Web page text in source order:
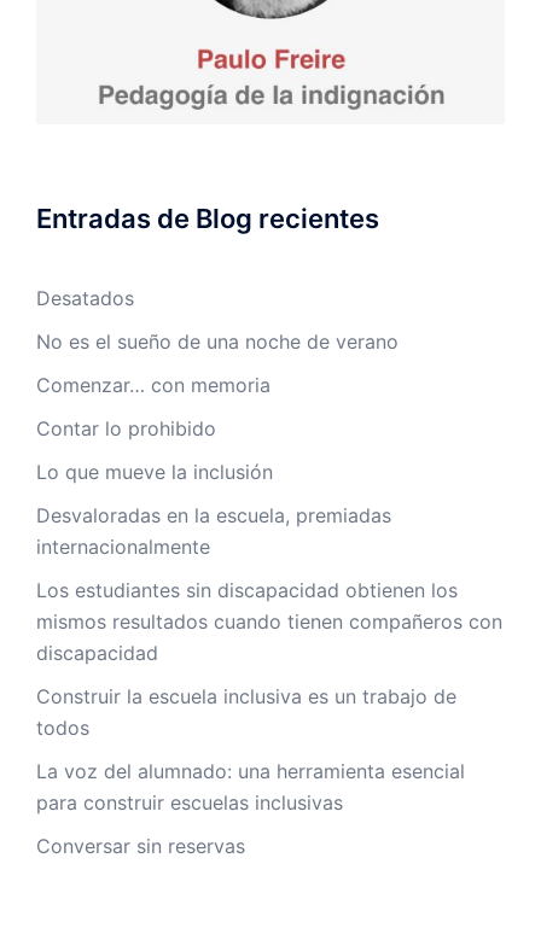
Entradas de Blog recientes
Desatados
No es el sueño de una noche de verano
Comenzar… con memoria
Contar lo prohibido
Lo que mueve la inclusión
Desvaloradas en la escuela, premiadas
internacionalmente
Los estudiantes sin discapacidad obtienen los
mismos resultados cuando tienen compañeros con
discapacidad
Construir la escuela inclusiva es un trabajo de
todos
La voz del alumnado: una herramienta esencial
para construir escuelas inclusivas
Conversar sin reservas